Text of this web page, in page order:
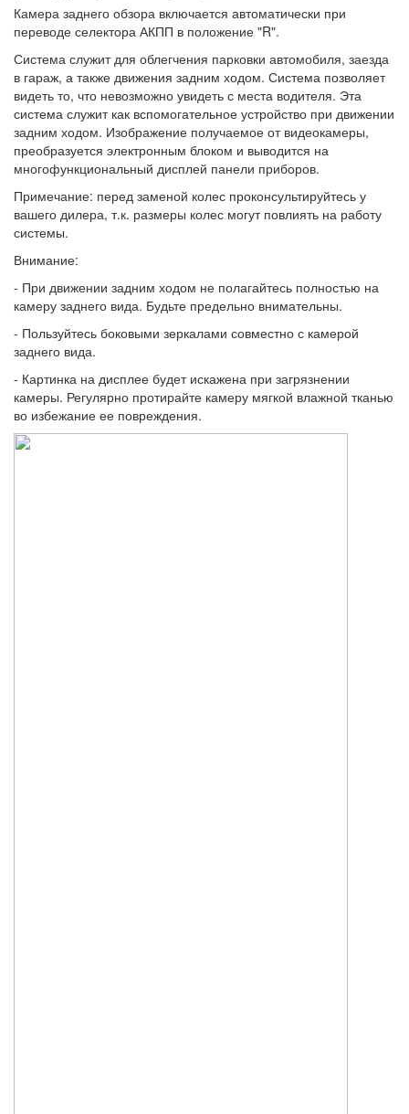
Камера заднего обзора включается автоматически при
переводе селектора АКПП в положение "R".
Система служит для облегчения парковки автомобиля, заезда
в гараж, а также движения задним ходом. Система позволяет
видеть то, что невозможно увидеть с места водителя. Эта
система служит как вспомогательное устройство при движении
задним ходом. Изображение получаемое от видеокамеры,
преобразуется электронным блоком и выводится на
многофункциональный дисплей панели приборов.
Примечание: перед заменой колес проконсультируйтесь у
вашего дилера, т.к. размеры колес могут повлиять на работу
системы.
Внимание:
- При движении задним ходом не полагайтесь полностью на
камеру заднего вида. Будьте предельно внимательны.
- Пользуйтесь боковыми зеркалами совместно с камерой
заднего вида.
- Картинка на дисплее будет искажена при загрязнении
камеры. Регулярно протирайте камеру мягкой влажной тканью
во избежание ее повреждения.